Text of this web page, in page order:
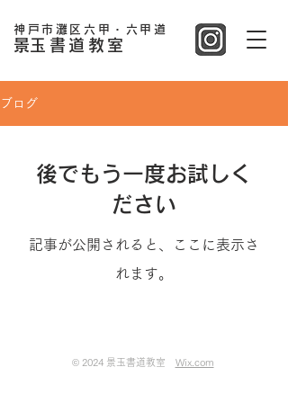
神戸市灘区六甲・六甲道
​景玉書道教室
ブログ
後でもう一度お試しく
ださい
記事が公開されると、ここに表示さ
れます。
© 2024 景玉書道教室 Wix.com